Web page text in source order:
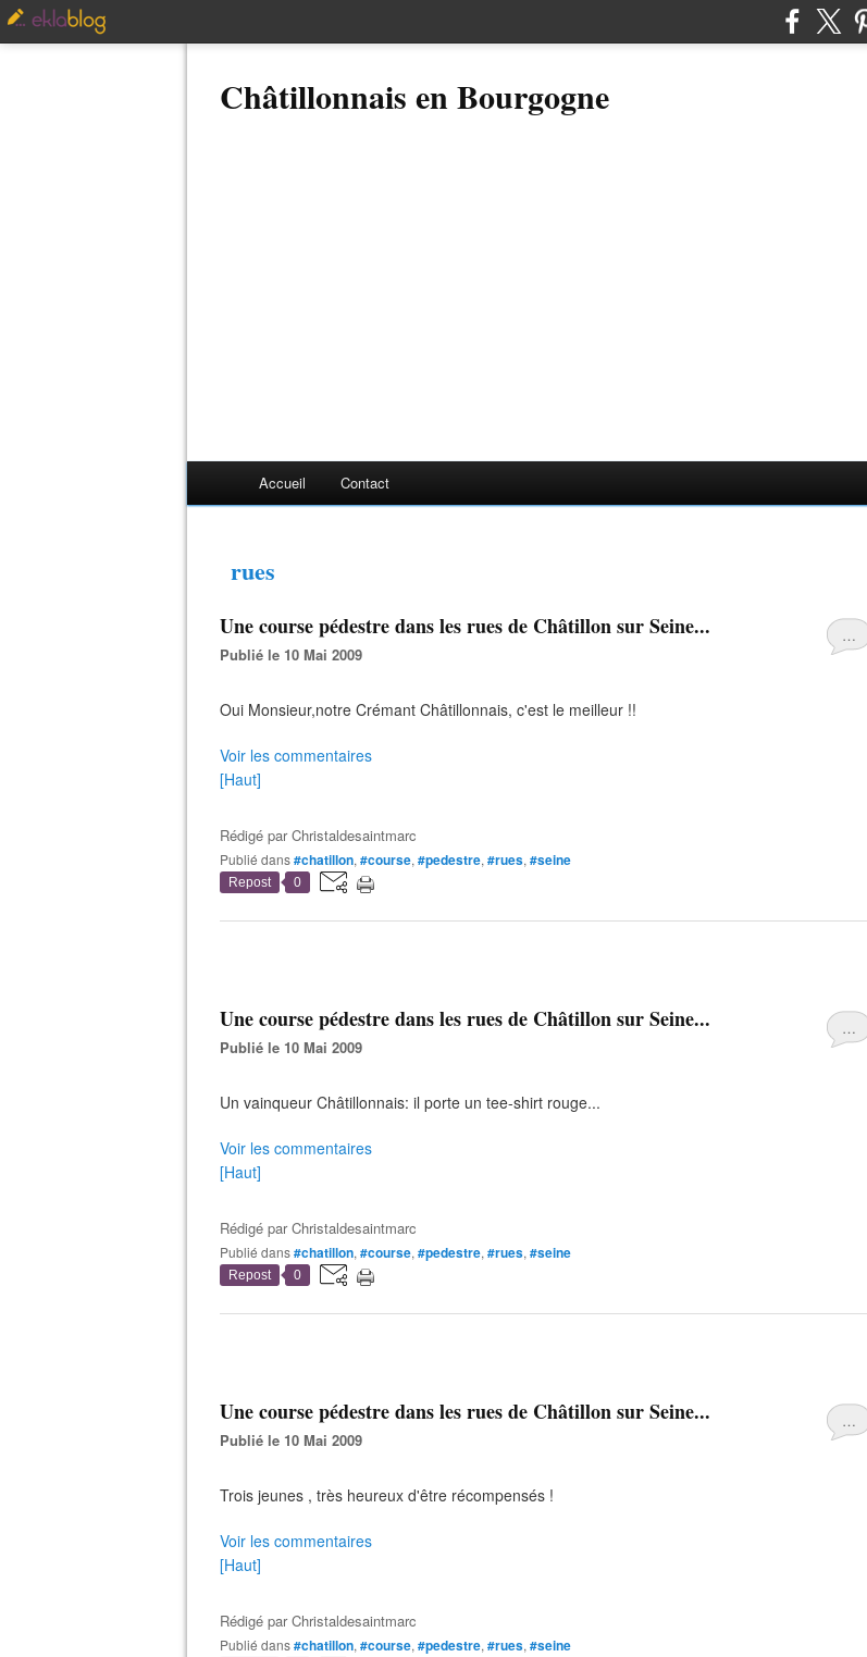
Châtillonnais en Bourgogne
Accueil Contact
rues
…
Une course pédestre dans les rues de Châtillon sur Seine...
Publié le 10 Mai 2009
Oui Monsieur,notre Crémant Châtillonnais, c'est le meilleur !!
Voir les commentaires
[Haut]
Rédigé parChristaldesaintmarc
Publié dans#chatillon, #course, #pedestre, #rues, #seine
Repost 0
…
Une course pédestre dans les rues de Châtillon sur Seine...
Publié le 10 Mai 2009
Un vainqueur Châtillonnais: il porte un tee-shirt rouge...
Voir les commentaires
[Haut]
Rédigé parChristaldesaintmarc
Publié dans#chatillon, #course, #pedestre, #rues, #seine
Repost 0
…
Une course pédestre dans les rues de Châtillon sur Seine...
Publié le 10 Mai 2009
Trois jeunes , très heureux d'être récompensés !
Voir les commentaires
[Haut]
Rédigé parChristaldesaintmarc
Publié dans#chatillon, #course, #pedestre, #rues, #seine